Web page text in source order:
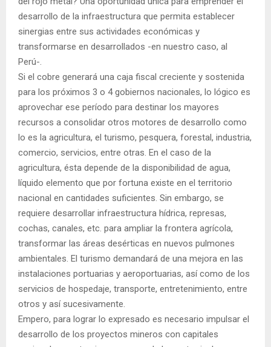
desarrollo de la infraestructura que permita establecer
sinergias entre sus actividades económicas y
transformarse en desarrollados -en nuestro caso, al
Perú-.
Si el cobre generará una caja fiscal creciente y sostenida
para los próximos 3 o 4 gobiernos nacionales, lo lógico es
aprovechar ese período para destinar los mayores
recursos a consolidar otros motores de desarrollo como
lo es la agricultura, el turismo, pesquera, forestal, industria,
comercio, servicios, entre otras. En el caso de la
agricultura, ésta depende de la disponibilidad de agua,
líquido elemento que por fortuna existe en el territorio
nacional en cantidades suficientes. Sin embargo, se
requiere desarrollar infraestructura hídrica, represas,
cochas, canales, etc. para ampliar la frontera agrícola,
transformar las áreas desérticas en nuevos pulmones
ambientales. El turismo demandará de una mejora en las
instalaciones portuarias y aeroportuarias, así como de los
servicios de hospedaje, transporte, entretenimiento, entre
otros y así sucesivamente.
Empero, para lograr lo expresado es necesario impulsar el
desarrollo de los proyectos mineros con capitales